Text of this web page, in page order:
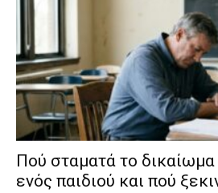
Πού σταματά το
ενός παιδιού και πού